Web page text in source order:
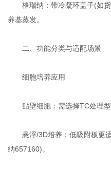
格瑞纳‌：带冷凝环盖子(如货
养基蒸发‌。
二、功能分类与适配场景
细胞培养应用‌
贴壁细胞‌：需选择TC处理型
悬浮/3D培养‌：低吸附板更适
纳657160)‌。